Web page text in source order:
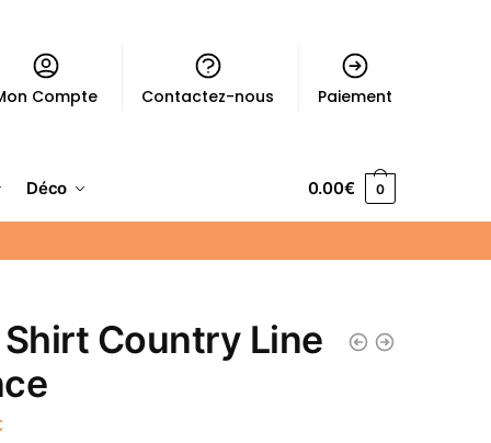
Compte Contactez-nous Paiement
Déco 0.00€ 0
Shirt Country Line